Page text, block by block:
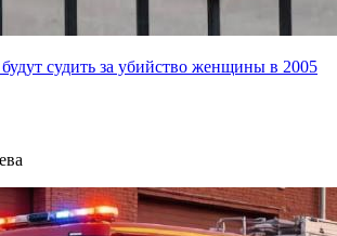
судить за убийство женщины в 2005